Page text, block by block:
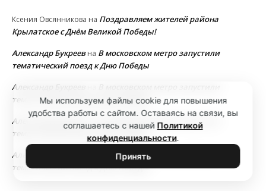
Ксения Овсянникова на Поздравляем жителей района
Крылатское с Днём Великой Победы!
Александр Букреевна В московском метро запустили
тематический поезд к Дню Победы
Александр Букреев
тематический поезд к Дню Победы
Александр Букреев
В московском метро запустили
тематический поезд к Дню Победы
Александр Букреев
В московском метро запустили
тематический поезд к Дню Победы
Мы используем файлы cookie для повышения
удобства работы с сайтом. Оставаясь на связи, вы
соглашаетесь с нашей Политикой
конфиденциальности.
Принять